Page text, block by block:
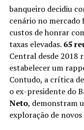
banqueiro decidiu
cenário no
custos de honrar
taxas elevadas. 65
Central desde 2018
estabelecer um
Contudo, a crítica
o ex-presidente do
Neto, demonstram
exploração de